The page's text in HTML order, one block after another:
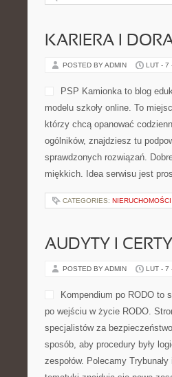
KARIERA I
POSTED BY ADMIN LUT - 7
PSP Kamionka to blog
modelu szkoły online. To
którzy chcą opanować
ogólników, znajdziesz tu
sprawdzonych rozwiązań.
miękkich. Idea serwisu jest
CATEGORIES: NIERUCHOMOŚCI
AUDYTY I
POSTED BY ADMIN LUT - 7
Kompendium po RODO to
po wejściu w życie RODO.
specjalistów za
sposób, aby procedury były
zespołów. Polecamy